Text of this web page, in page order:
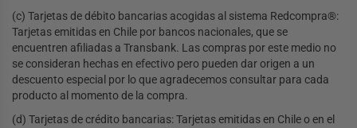
(c) Tarjetas de débito bancarias acogidas al sistema Redcompra®:
Tarjetas emitidas en Chile por bancos nacionales, que se
encuentren afiliadas a Transbank. Las compras por este medio no
se consideran hechas en efectivo pero pueden dar origen a un
descuento especial por lo que agradecemos consultar para cada
producto al momento de la compra.
(d) Tarjetas de crédito bancarias: Tarjetas emitidas en Chile o en el